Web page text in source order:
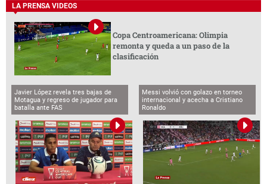
LA PRENSA VIDEOS
Copa Centroamericana: Olimpia
remonta y queda a un paso de la
clasificación
Javier López revela tres bajas de
Motagua y regreso de jugador para
batalla ante FAS
Messi volvió con golazo en torneo
internacional y acecha a Cristiano
Ronaldo